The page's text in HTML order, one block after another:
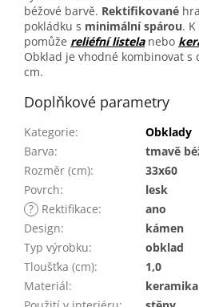
béžové barvě. Rektifikované
pokládku s minimální spárou.
pomůže reliéfní listelanebo
Obklad je vhodné kombinovat s
cm.
Doplňkové parametry
Kategorie:
Obklady
Barva:
tmavě
Rozměr (cm):
33x60
Povrch:
lesk
? Rektifikace:
ano
Design:
kámen
Typ výrobku:
obklad
Tloušťka (cm):
1,0
Materiál:
keramika